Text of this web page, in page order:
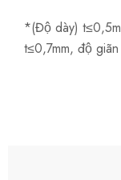
*(Độ dày)
t≤0,7mm, độ